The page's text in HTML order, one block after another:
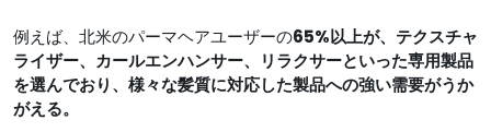
例えば、北米のパーマヘアユーザーの65%以上が、テクスチャ
ライザー、カールエンハンサー、リラクサーといった専用製品
を選んでおり、様々な髪質に対応した製品への強い需要がうか
がえる。